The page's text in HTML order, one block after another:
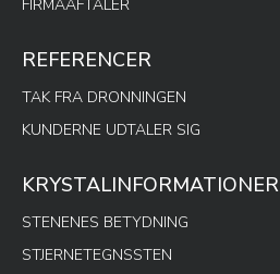
FIRMAAFTALER
REFERENCER
TAK FRA DRONNINGEN
KUNDERNE UDTALER SIG
KRYSTALINFORMATIONER
STENENES BETYDNING
STJERNETEGNSSTEN